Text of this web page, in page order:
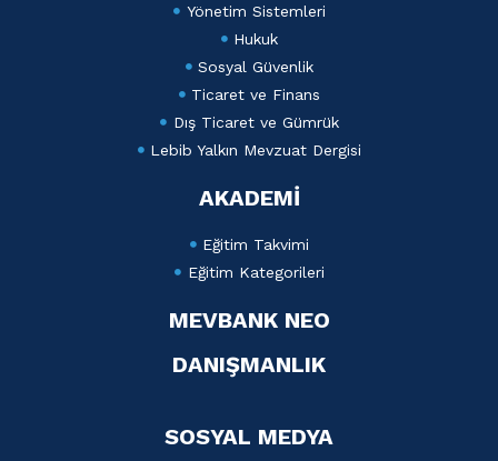
Yönetim Sistemleri
Hukuk
Sosyal Güvenlik
Ticaret ve Finans
Dış Ticaret ve Gümrük
Lebib Yalkın Mevzuat Dergisi
AKADEMİ
Eğitim Takvimi
Eğitim Kategorileri
MEVBANK NEO
DANIŞMANLIK
SOSYAL MEDYA